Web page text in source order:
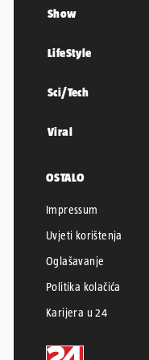
Show
LifeStyle
Sci/Tech
Viral
OSTALO
Impressum
Uvjeti korištenja
Oglašavanje
Politika kolačića
Karijera u 24